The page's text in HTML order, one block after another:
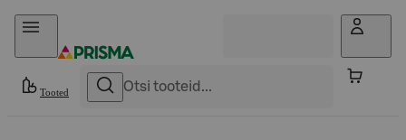
Otse sisu juurde
Tooted